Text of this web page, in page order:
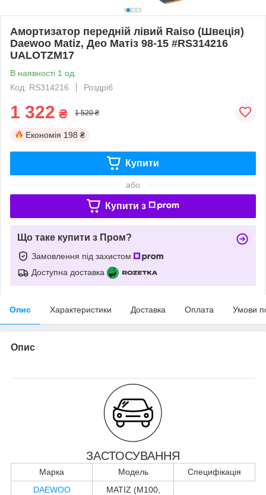
Амортизатор передній лівий Raiso (Швеція)
Daewoo Matiz, Део Матіз 98-15 #RS314216
UALOTZM17
В наявності 1 од.
Код: RS314216
Роздріб
1 322 ₴ 1 520 ₴
Економія 198 ₴
Купити
або
Купити з
Що таке купити з Пром?
Замовлення під захистом
Доступна доставка
Опис Характеристики Доставка Оплата Умови
Опис
ЗАСТОСУВАННЯ
Марка Модель
Специфікація
DAEWOO
MATIZ (M100,